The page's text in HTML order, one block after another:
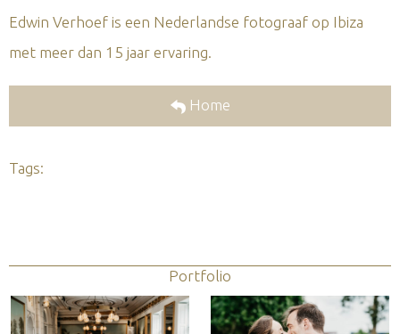
Edwin Verhoef is een Nederlandse fotograaf op Ibiza
met meer dan 15 jaar ervaring.
Home
Tags:
Portfolio